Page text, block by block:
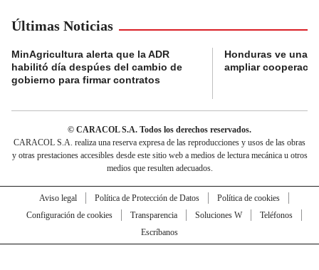
Últimas Noticias
MinAgricultura alerta que la ADR
habilitó día despúes del cambio de
gobierno para firmar contratos
Honduras ve una
ampliar
© CARACOL S.A. Todos los derechos reservados.
CARACOL S.A. realiza una reserva expresa de las reproducciones y usos de las obras
y otras prestaciones accesibles desde este sitio web a medios de lectura mecánica u otros
medios que resulten adecuados.
Aviso legal Política de Protección de Datos
Política de cookies
Configuración de cookies
Transparencia Soluciones W
Teléfonos
Escríbanos